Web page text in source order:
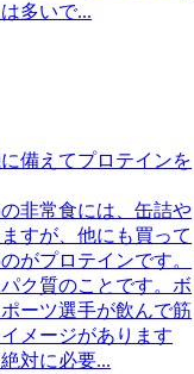
多いで...
備えてプロテインを
非常食には、缶詰や
すが、他にも買って
がプロテインです。
ク質のことです。ボ
ーツ選手が飲んで筋
メージがあります
対に必要...